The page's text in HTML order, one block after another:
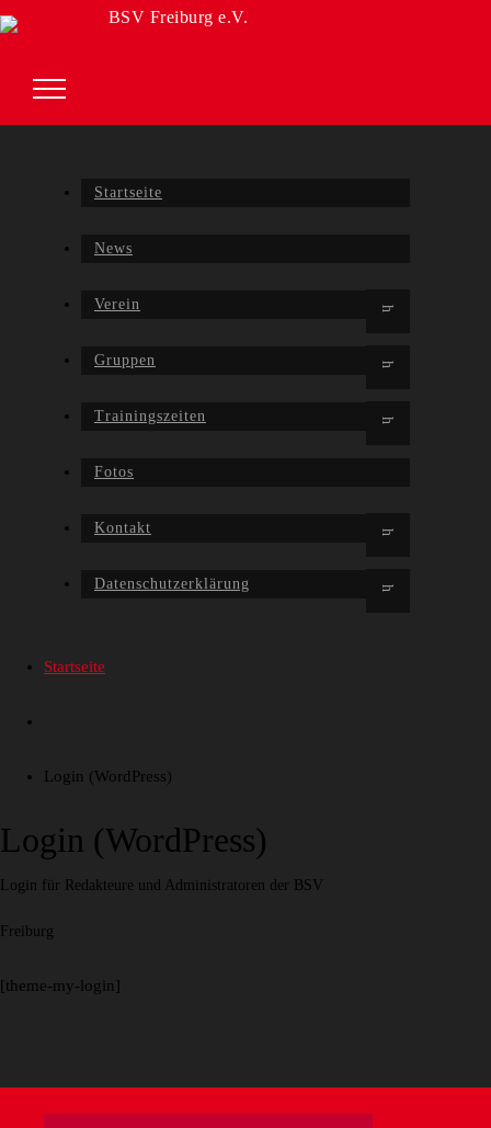
BSV Freiburg e.V.
Startseite
News
Verein
Gruppen
Trainingszeiten
Fotos
Kontakt
Datenschutzerklärung
Startseite
Login (WordPress)
Login (WordPress)
Login für Redakteure und Administratoren der BSV
Freiburg
[theme-my-login]